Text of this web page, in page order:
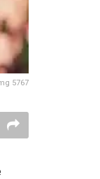
5767